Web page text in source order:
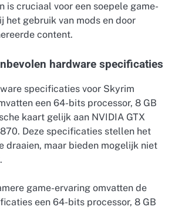
is cruciaal voor een soepele game-
het gebruik van mods en door
content.
hardware specificaties
specificaties voor Skyrim
een 64-bits processor, 8 GB
kaart gelijk aan NVIDIA GTX
Deze specificaties stellen het
draaien, maar bieden mogelijk niet
game-ervaring omvatten de
een 64-bits processor, 8 GB